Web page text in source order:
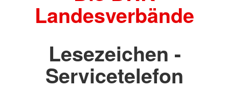
Landesverbände
Lesezeichen -
Servicetelefon